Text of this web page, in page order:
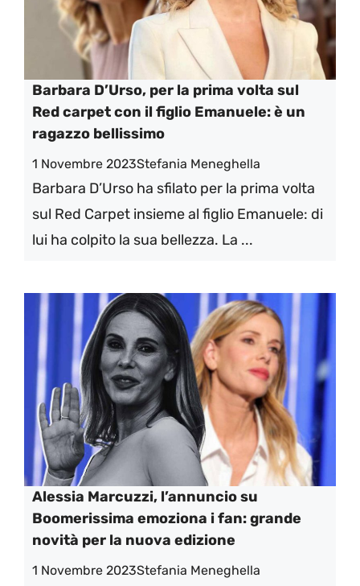
Barbara D’Urso, per la prima volta sul
Red carpet con il figlio Emanuele: è un
ragazzo bellissimo
1 Novembre 2023Stefania Meneghella
Barbara D’Urso ha sfilato per la prima volta
sul Red Carpet insieme al figlio Emanuele: di
lui ha colpito la sua bellezza. La ...
Alessia Marcuzzi, l’annuncio su
Boomerissima emoziona i fan: grande
novità per la nuova edizione
1 Novembre 2023Stefania Meneghella